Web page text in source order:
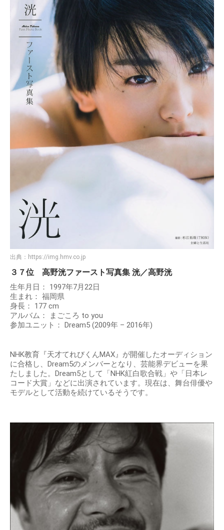
出典： https://img.hmv.co.jp
３７位 高野洸ファースト写真集 洸／高野洸
生年月日： 1997年7月22日
生まれ： 福岡県
身長： 177 cm
アルバム： まごころ to you
参加ユニット： Dream5 (2009年 – 2016年)
NHK教育『天才てれびくんMAX』が開催したオーディション
に合格し、Dream5のメンバーとなり、芸能界デビューを果
たしました。Dream5として「NHK紅白歌合戦」や「日本レ
コード大賞」などに出演されています。現在は、舞台俳優や
モデルとして活動を続けているそうです。